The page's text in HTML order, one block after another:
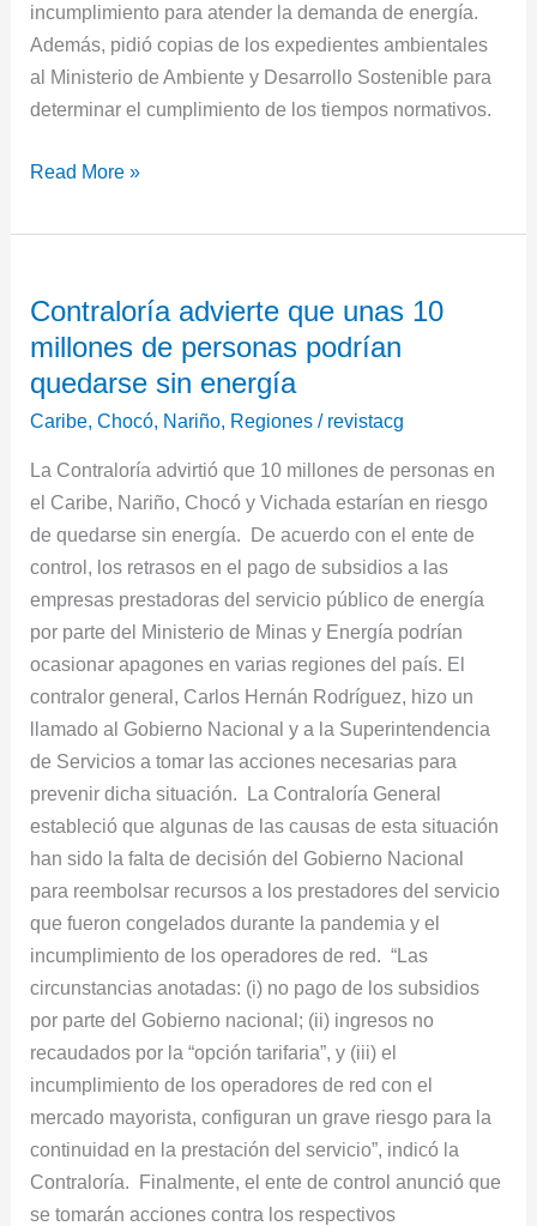
incumplimiento para atender la demanda de energía.
Además, pidió copias de los expedientes ambientales
al Ministerio de Ambiente y Desarrollo Sostenible para
determinar el cumplimiento de los tiempos normativos.
Read More »
Contraloría advierte que unas 10
millones de personas podrían
quedarse sin energía
Caribe ,Chocó Nariño Regiones / revistacg
La Contraloría advirtió que 10 millones de personas en
el Caribe, Nariño, Chocó y Vichada estarían en riesgo
de quedarse sin energía. De acuerdo con el ente de
control, los retrasos en el pago de subsidios a las
empresas prestadoras del servicio público de energía
por parte del Ministerio de Minas y Energía podrían
ocasionar apagones en varias regiones del país. El
contralor general, Carlos Hernán Rodríguez, hizo un
llamado al Gobierno Nacional y a la Superintendencia
de Servicios a tomar las acciones necesarias para
prevenir dicha situación. La Contraloría General
estableció que algunas de las causas de esta situación
han sido la falta de decisión del Gobierno Nacional
para reembolsar recursos a los prestadores del servicio
que fueron congelados durante la pandemia y el
incumplimiento de los operadores de red. “Las
circunstancias anotadas: (i) no pago de los subsidios
por parte del Gobierno nacional; (ii) ingresos no
recaudados por la “opción tarifaria”, y (iii) el
incumplimiento de los operadores de red con el
mercado mayorista, configuran un grave riesgo para la
continuidad en la prestación del servicio”, indicó la
Contraloría. Finalmente, el ente de control anunció que
se tomarán acciones contra los respectivos
advierte
que
unas
de
personas
podrían
quedarse
sin
energía